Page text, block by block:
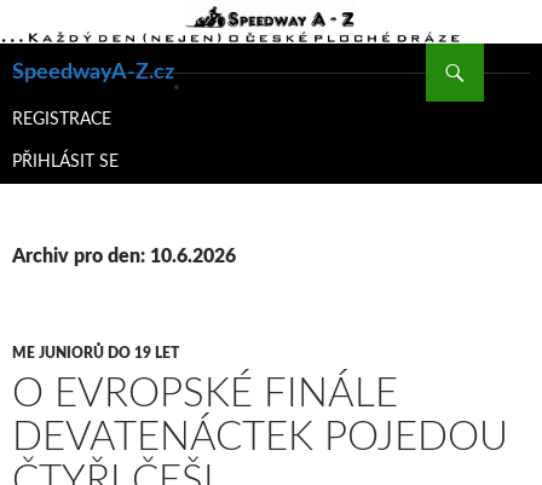
SpeedwayA-Z.cz
K
WEBU
REGISTRACE
PŘIHLÁSIT SE
Archiv pro den: 10.6.2026
ME JUNIORŮ DO 19 LET
O EVROPSKÉ FINÁLE
DEVATENÁCTEK POJEDOU